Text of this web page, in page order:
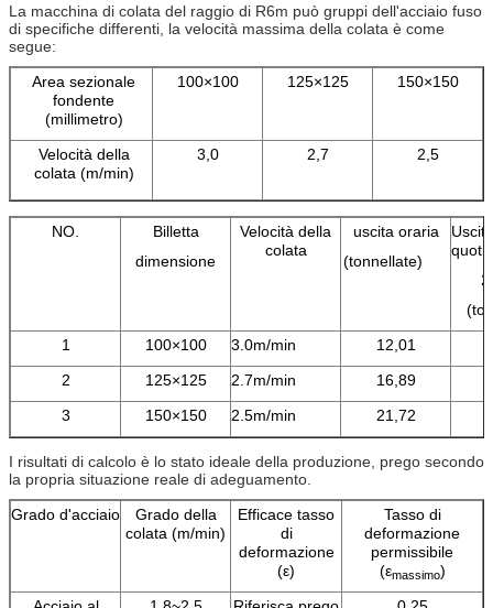
La macchina di colata del raggio di R6m può gruppi dell'acciaio fuso
di specifiche differenti, la velocità massima della colata è come
segue:
Area sezionale
fondente
(millimetro)
100×100 125×125 150×150
Velocità della
colata (m/min)
3,0 2,7 2,5
NO.
Billetta
dimensione
Velocità della
colata
uscita oraria
(tonnellate)
Uscita
1
100×100 3.0m/min 12,01
2
125×125 2.7m/min 16,89
3
150×150 2.5m/min 21,72
I risultati di calcolo è lo stato ideale della produzione, prego secondo
la propria situazione reale di adeguamento.
Grado d'acciaio
Grado della
colata (m/min)
Efficace tasso
di
deformazione
(ε)
Tasso di
deformazione
permissibile
(εmassimo)